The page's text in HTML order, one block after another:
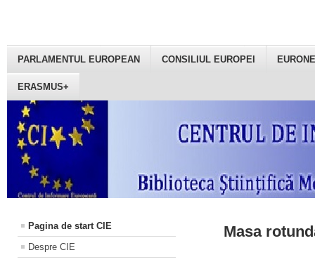
PARLAMENTUL EUROPEAN CONSILIUL EUROPEI
ERASMUS+
Pagina de start CIE
Despre CIE
Masa